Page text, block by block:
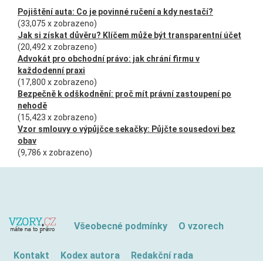
Pojištění auta: Co je povinné ručení a kdy nestačí?
(33,075 x zobrazeno)
Jak si získat důvěru? Klíčem může být transparentní účet
(20,492 x zobrazeno)
Advokát pro obchodní právo: jak chrání firmu v
každodenní praxi
(17,800 x zobrazeno)
Bezpečně k odškodnění: proč mít právní zastoupení po
nehodě
(15,423 x zobrazeno)
Vzor smlouvy o výpůjčce sekačky: Půjčte sousedovi bez
obav
(9,786 x zobrazeno)
Všeobecné podmínky O vzorech
Kontakt Kodex autora Redakční rada